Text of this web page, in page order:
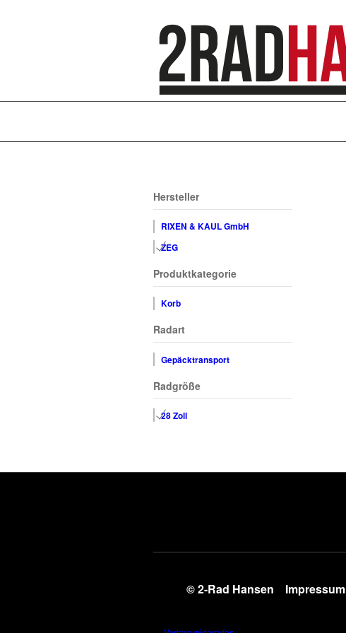
Hersteller
RIXEN & KAUL GmbH
ZEG
Produktkategorie
Korb
Radart
Gepäcktransport
Radgröße
28 Zoll
© 2-Rad Hansen Impressum